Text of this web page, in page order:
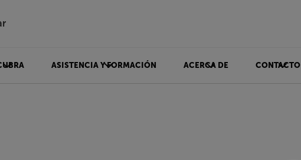
ASISTENCIA Y FORMACIÓN ACERCA DE CONTACTO